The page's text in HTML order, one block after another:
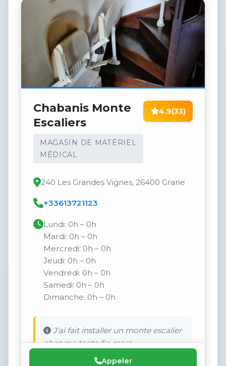
Chabanis Monte
Escaliers
MAGASIN DE MATÉRIEL
MÉDICAL
4.9(33)
240 Les Grandes Vignes, 26400 Grane
+33613721123
Lundi: 0h – 0h
Mardi: 0h – 0h
Mercredi: 0h – 0h
Jeudi: 0h – 0h
Vendredi: 0h – 0h
Samedi: 0h – 0h
Dimanche: 0h – 0h
J'ai fait installer un monte escalier
chez ma tante fin mars.
Appeler